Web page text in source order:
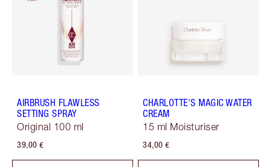
AIRBRUSH FLAWLESS
SETTING SPRAY
Original 100 ml
39,00 €
CHARLOTTE'S MAGIC WATER
CREAM
15 ml Moisturiser
34,00 €